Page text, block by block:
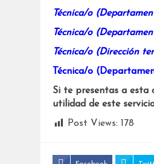
Técnica/o
Técnica/o
Técnica/o (Dirección
Técnica/o
Si te presentas a esta
utilidad de este
Post Views: 178